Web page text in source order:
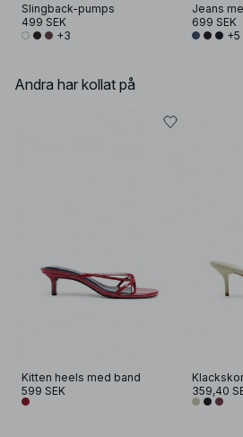
Slingback-pumps
499 SEK
+3
Jeans
699 SEK
+5
Andra har kollat på
Kitten heels med band
599 SEK
359,40